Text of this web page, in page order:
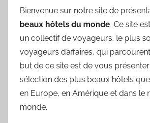
Bienvenue sur notre site de
beaux hôtels du monde. Ce site
un collectif de voyageurs, le plus
voyageurs d’affaires, qui
but de ce site est de vous
sélection des plus beaux hôtels
en Europe, en Amérique et dans le
monde.